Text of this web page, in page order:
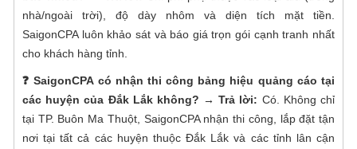
nhà/ngoài trời), độ dày nhôm và diện tích mặt tiền.
SaigonCPA luôn khảo sát và báo giá trọn gói cạnh tranh nhất
cho khách hàng tỉnh.
❓ SaigonCPA có nhận thi công bảng hiệu quảng cáo tại
các huyện của Đắk Lắk không? → Trả lời: Có. Không chỉ
tại TP. Buôn Ma Thuột, SaigonCPA nhận thi công, lắp đặt tận
nơi tại tất cả các huyện thuộc Đắk Lắk và các tỉnh lân cận